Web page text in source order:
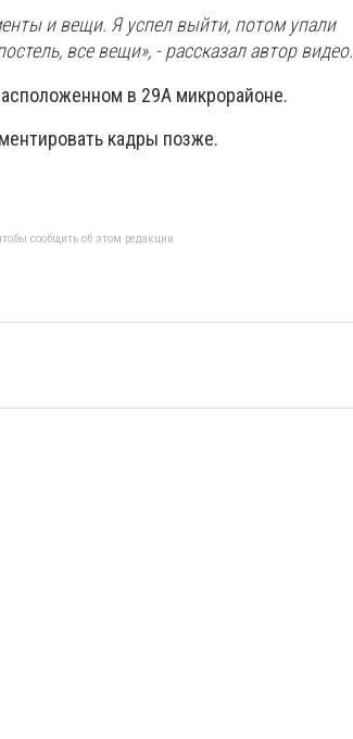
и вещи. Я успел выйти, потом упали
все вещи», - рассказал автор видео.
в 29А микрорайоне.
кадры позже.
сообщить об этом редакции